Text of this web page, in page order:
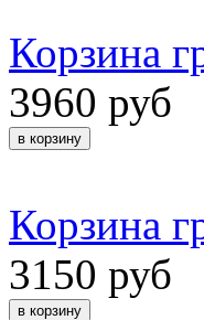
Корзина
3960 руб
Корзина
3150 руб